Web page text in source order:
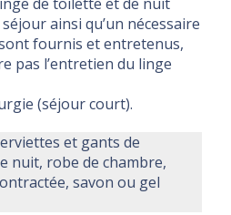
ainsi qu’un nécessaire
fournis et entretenus,
pas l’entretien du linge
(séjour court).
et gants de
nuit, robe de chambre,
savon ou gel